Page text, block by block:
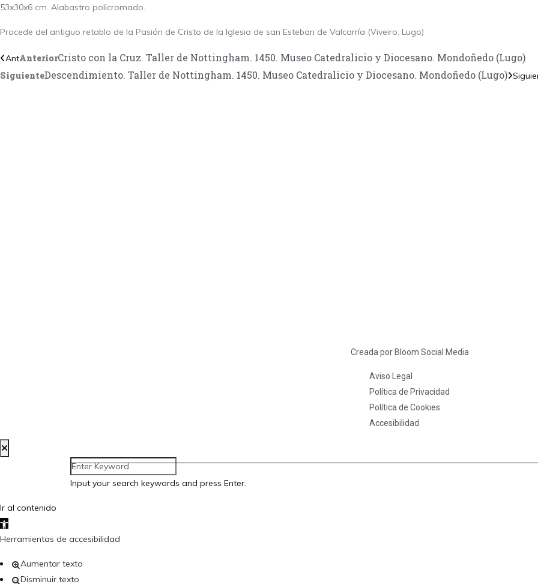
53x30x6 cm. Alabastro policromado.
Procede del antiguo retablo de la Pasión de Cristo de la Iglesia de san Esteban de Valcarría (Viveiro. Lugo)
AntAnteriorCristo con la Cruz. Taller de Nottingham. 1450. Museo Catedralicio y Diocesano. Mondoñedo (Lugo)
SiguienteDescendimiento. Taller de Nottingham. 1450. Museo Catedralicio y Diocesano. Mondoñedo (Lugo)
Creada por Bloom Social Media
Aviso Legal
Política de Privacidad
Política de Cookies
Accesibilidad
Input your search keywords and press Enter.
Ir al contenido
Abrir barra de herramientas
Herramientas de accesibilidad
Aumentar texto
Disminuir texto